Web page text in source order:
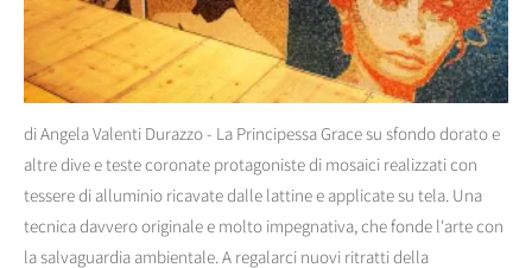
di Angela Valenti Durazzo - La Principessa Grace su sfondo dorato e
altre dive e teste coronate protagoniste di mosaici realizzati con
tessere di alluminio ricavate dalle lattine e applicate su tela. Una
tecnica davvero originale e molto impegnativa, che fonde l'arte con
la salvaguardia ambientale. A regalarci nuovi ritratti della